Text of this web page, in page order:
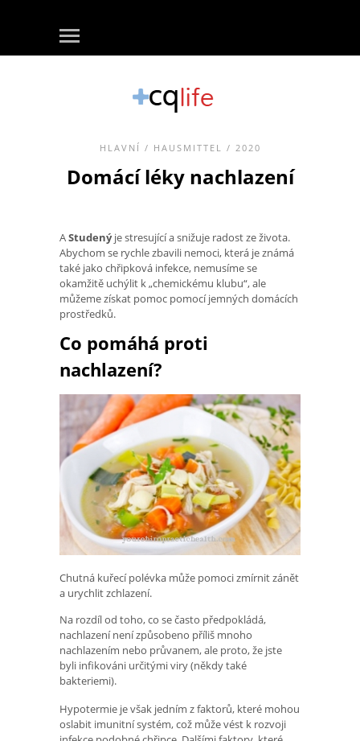
HLAVNÍ / HAUSMITTEL / 2020
Domácí léky nachlazení
AStudenýje stresující a snižuje radost ze života.
Abychom se rychle zbavili nemoci, která je známá
také jako chřipková infekce, nemusíme se
okamžitě uchýlit k „chemickému klubu“, ale
můžeme získat pomoc pomocí jemných domácích
prostředků.
Co pomáhá proti
nachlazení?
Chutná kuřecí polévka může pomoci zmírnit zánět
a urychlit zchlazení.
Na rozdíl od toho, co se často předpokládá,
nachlazení není způsobeno příliš mnoho
nachlazením nebo průvanem, ale proto, že jste
byli infikováni určitými viry (někdy také
bakteriemi).
Hypotermie je však jedním z faktorů, které mohou
oslabit imunitní systém, což může vést k rozvoji